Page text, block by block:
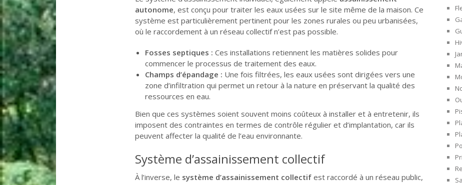
autonome, est conçu pour traiter les eaux usées sur le site même de la maison. Ce
système est particulièrement pertinent pour les zones rurales ou peu urbanisées,
où le raccordement à un réseau collectif n’est pas possible.
Fosses septiques : Ces installations retiennent les matières solides pour
commencer le processus de traitement des eaux.
Champs d’épandage : Une fois filtrées, les eaux usées sont dirigées vers une
zone d’infiltration qui permet un retour à la nature en préservant la qualité des
ressources en eau.
Bien que ces systèmes soient souvent moins coûteux à installer et à entretenir, ils
imposent des contraintes en termes de contrôle régulier et d’implantation, car ils
peuvent affecter la qualité de l’eau environnante.
Système d’assainissement collectif
À l’inverse, le système d’assainissement collectif est raccordé à un réseau public,